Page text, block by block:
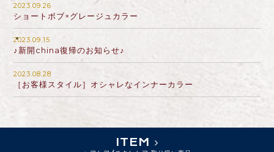
2023.09.26
ショートボブ×グレージュカラー
2023.09.15
♪新開china復帰のお知らせ♪
2023.08.28
［お客様スタイル］オシャレなインナーカラー
ITEM